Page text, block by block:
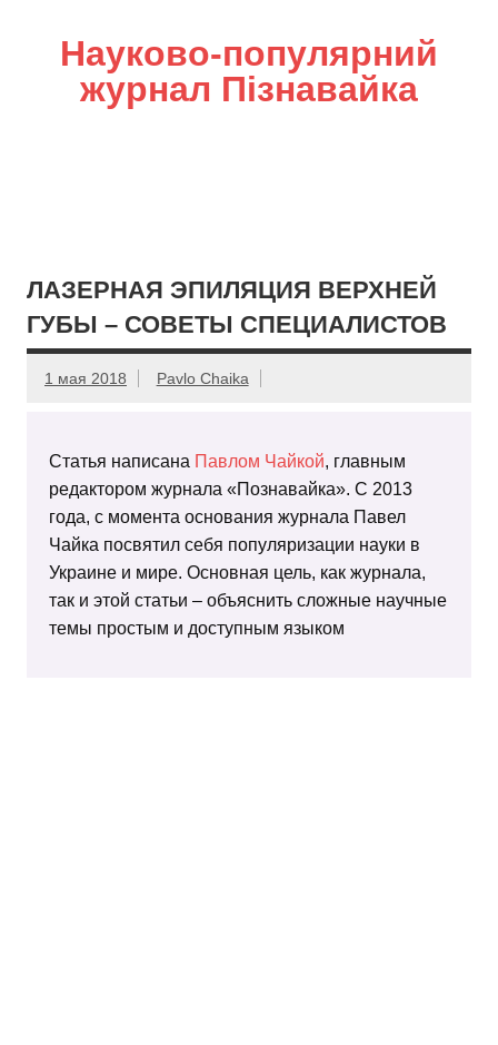
Науково-популярний
журнал Пізнавайка
ЛАЗЕРНАЯ ЭПИЛЯЦИЯ ВЕРХНЕЙ
ГУБЫ – СОВЕТЫ СПЕЦИАЛИСТОВ
1 мая 2018 Pavlo Chaika
Статья написана Павлом Чайкой, главным
редактором журнала «Познавайка». С 2013
года, с момента основания журнала Павел
Чайка посвятил себя популяризации науки в
Украине и мире. Основная цель, как журнала,
так и этой статьи – объяснить сложные научные
темы простым и доступным языком